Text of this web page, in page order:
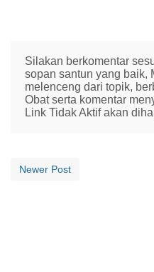
Silakan berkomentar
sopan santun yang baik,
melenceng dari topik,
Obat serta komentar
Link Tidak Aktif akan
Newer Post